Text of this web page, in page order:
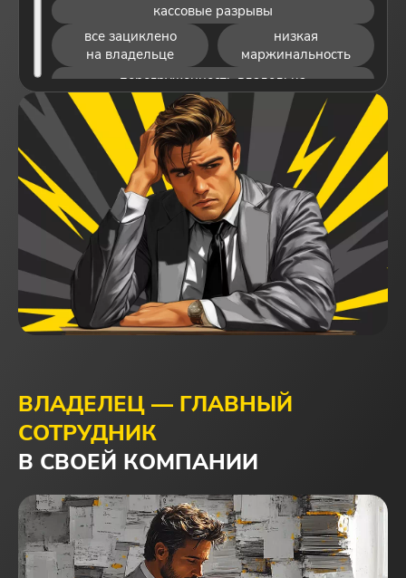
кассовые разрывы
все зациклено
на владельце
низкая
маржинальность
перегруженность владельца
все деньги уходят
на сотрудников
понятия не имею, куда
двигаться дальше
не был в отпуске
больше года
мы топчемся на месте
деньги уходят
в никуда
денег на развитие нет
время утекает сквозь пальцы, а роста нет
сотрудники нацелены
на время,
а не на результат
текучка кадров
новые рынки -
растем, но что-то идет
ВЛАДЕЛЕЦ — ГЛАВНЫЙ
СОТРУДНИК
В СВОЕЙ КОМПАНИИ